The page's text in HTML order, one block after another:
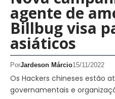
agente de
Billbug visa
asiáticos
PorJardeson Márcio15/11/2022
Os Hackers chineses estão
governamentais e